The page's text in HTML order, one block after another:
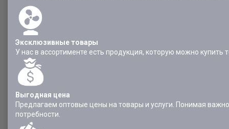
Эксклюзивные товары
У нас в ассортименте есть продукция, которую можно купить
Выгодная цена
Предлагаем оптовые цены на товары и услуги. Понимая
потребности.